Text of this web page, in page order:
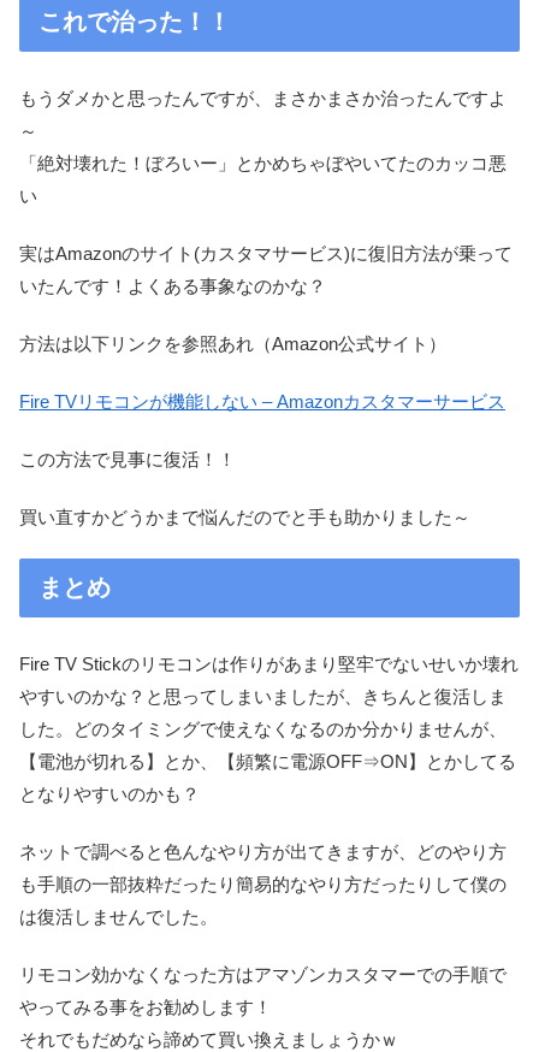
これで治った！！
もうダメかと思ったんですが、まさかまさか治ったんですよ
～
「絶対壊れた！ぼろいー」とかめちゃぼやいてたのカッコ悪
い
実はAmazonのサイト(カスタマサービス)に復旧方法が乗って
いたんです！よくある事象なのかな？
方法は以下リンクを参照あれ（Amazon公式サイト）
Fire TVリモコンが機能しない – Amazonカスタマーサービス
この方法で見事に復活！！
買い直すかどうかまで悩んだのでと手も助かりました～
まとめ
Fire TV Stickのリモコンは作りがあまり堅牢でないせいか壊れ
やすいのかな？と思ってしまいましたが、きちんと復活しま
した。どのタイミングで使えなくなるのか分かりませんが、
【電池が切れる】とか、【頻繁に電源OFF⇒ON】とかしてる
となりやすいのかも？
ネットで調べると色んなやり方が出てきますが、どのやり方
も手順の一部抜粋だったり簡易的なやり方だったりして僕の
は復活しませんでした。
リモコン効かなくなった方はアマゾンカスタマーでの手順で
やってみる事をお勧めします！
それでもだめなら諦めて買い換えましょうかｗ